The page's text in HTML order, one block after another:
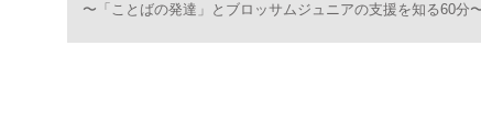
〜「ことばの発達」とブロッサムジュニアの支援を知る60分